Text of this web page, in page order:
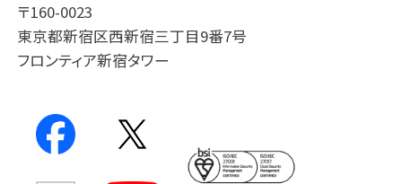
〒160-0023
東京都新宿区西新宿三丁目9番7号
フロンティア新宿タワー